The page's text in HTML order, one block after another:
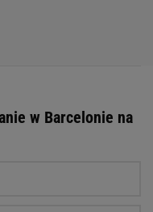
w Barcelonie na